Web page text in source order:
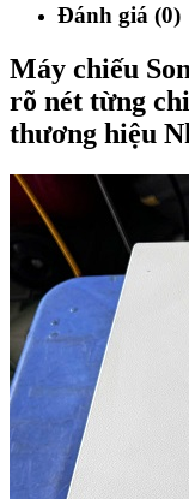
Đánh giá (0)
Máy chiếu
rõ nét từng
thương hiệu